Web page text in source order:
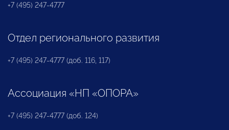
+7 (495) 247-4777
Отдел регионального развития
+7 (495) 247-4777 (доб. 116, 117)
Ассоциация «НП «ОПОРА»
+7 (495) 247-4777 (доб. 124)